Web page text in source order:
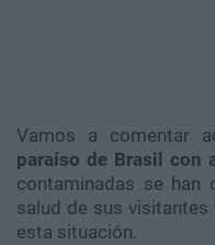
Vamos a comentar
paraíso de Brasil con
contaminadas se han
salud de sus
esta situación.